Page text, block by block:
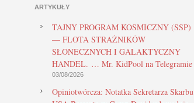
ARTYKUŁY
TAJNY PROGRAM KOSMICZNY (SSP)
— FLOTA STRAŻNIKÓW
SŁONECZNYCH I GALAKTYCZNY
HANDEL. … Mr. KidPool na Telegramie
03/08/2026
Opiniotwórcza: Notatka Sekretarza Skarbu